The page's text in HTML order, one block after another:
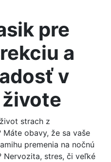
pre
a
v
strach z
obavy, že sa vaše
premenia na nočnú
Nervozita, stres, či veľké